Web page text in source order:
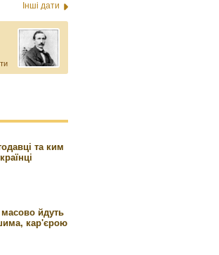
Інші дати
та ким
масово йдуть
кар'єрою